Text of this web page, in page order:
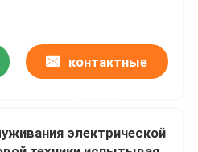
испытывая
теста
FCC ROHS CE
контактные
электрической